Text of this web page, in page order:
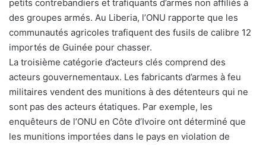
petits contrebandiers et trafiquants d’armes non affiliés à
des groupes armés. Au Liberia, l’ONU rapporte que les
communautés agricoles trafiquent des fusils de calibre 12
importés de Guinée pour chasser.
La troisième catégorie d’acteurs clés comprend des
acteurs gouvernementaux. Les fabricants d’armes à feu
militaires vendent des munitions à des détenteurs qui ne
sont pas des acteurs étatiques. Par exemple, les
enquêteurs de l’ONU en Côte d’Ivoire ont déterminé que
les munitions importées dans le pays en violation de